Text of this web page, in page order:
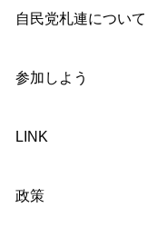
自民党札連について
参加しよう
LINK
政策